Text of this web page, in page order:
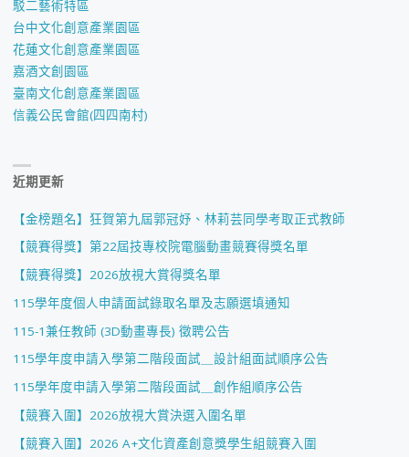
駁二藝術特區
台中文化創意產業園區
花蓮文化創意產業園區
嘉酒文創園區
臺南文化創意產業園區
信義公民會館(四四南村)
近期更新
【金榜題名】狂賀第九屆郭冠妤、林莉芸同學考取正式教師
【競賽得獎】第22屆技專校院電腦動畫競賽得獎名單
【競賽得獎】2026放視大賞得獎名單
115學年度個人申請面試錄取名單及志願選填通知
115-1兼任教師 (3D動畫專長) 徵聘公告
115學年度申請入學第二階段面試＿設計組面試順序公告
115學年度申請入學第二階段面試＿創作組順序公告
【競賽入圍】2026放視大賞決選入圍名單
【競賽入圍】2026 A+文化資產創意獎學生組競賽入圍